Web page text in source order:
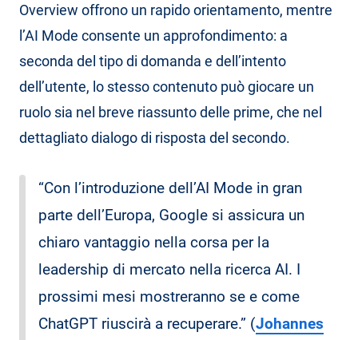
Overview offrono un rapido orientamento, mentre
l’AI Mode consente un approfondimento: a
seconda del tipo di domanda e dell’intento
dell’utente, lo stesso contenuto può giocare un
ruolo sia nel breve riassunto delle prime, che nel
dettagliato dialogo di risposta del secondo.
“Con l’introduzione dell’AI Mode in gran
parte dell’Europa, Google si assicura un
chiaro vantaggio nella corsa per la
leadership di mercato nella ricerca AI. I
prossimi mesi mostreranno se e come
ChatGPT riuscirà a recuperare.” (Johannes